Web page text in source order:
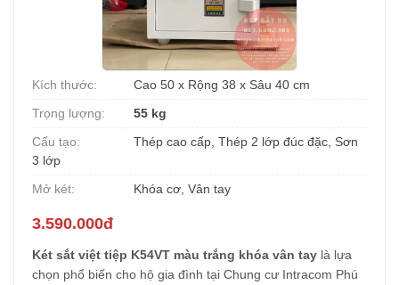
Kích thước:
Cao 50 x Rộng 38 x Sâu 40 cm
Trọng lượng:
55 kg
Cấu tạo:
Thép cao cấp, Thép 2 lớp đúc đặc, Sơn
3 lớp
Mở két:
Khóa cơ, Vân tay
3.590.000đ
Két sắt việt tiệp K54VT màu trắng khóa vân tay là lựa
chọn phổ biến cho hộ gia đình tại Chung cư Intracom Phú